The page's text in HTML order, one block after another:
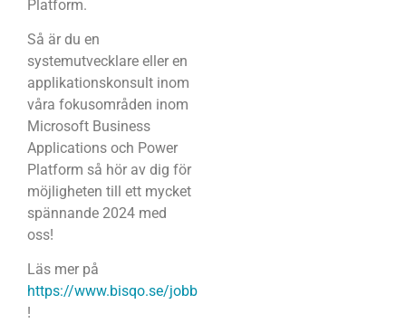
Platform.
Så är du en
systemutvecklare eller en
applikationskonsult inom
våra fokusområden inom
Microsoft Business
Applications och Power
Platform så hör av dig för
möjligheten till ett mycket
spännande 2024 med
oss!
Läs mer på
https://www.bisqo.se/jobb
!